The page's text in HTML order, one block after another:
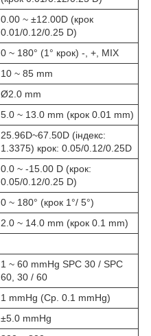
0.00 ~ ±12.00D (крок
0.01/0.12/0.25 D)
0 ~ 180° (1° крок) -, +, MIX
10 ~ 85 mm
Ø2.0 mm
5.0 ~ 13.0 mm (крок 0.01 mm)
25.96D~67.50D (індекс:
1.3375) крок: 0.05/0.12/0.25D
0.0 ~ -15.00 D (крок:
0.05/0.12/0.25 D)
0 ~ 180° (крок 1°/ 5°)
2.0 ~ 14.0 mm (крок 0.1 mm)
1 ~ 60 mmHg SPC 30 / SPC
60, 30 / 60
1 mmHg (Ср. 0.1 mmHg)
±5.0 mmHg